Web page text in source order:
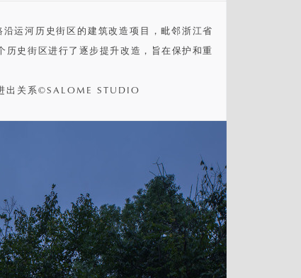
运河历史街区的建筑改造项目，毗邻浙江省
史街区进行了逐步提升改造，旨在保护和重
出关系©SALOME STUDIO